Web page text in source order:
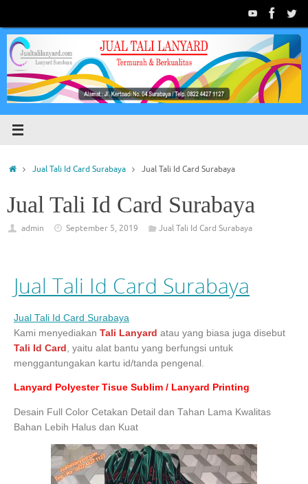
Jual Tali Id Card Surabaya Jual Tali Id Card Surabaya
Jual Tali Id Card Surabaya
admin September 5, 2019 Jual Tali Id Card Surabaya
Jual Tali Id Card Surabaya
Jual Tali Id Card Surabaya
Kami menyediakan Tali Lanyard atau yang biasa juga disebut
Tali Id Card , yaitu alat bantu yang berfungsi untuk
menggantungakan kartu id/tanda pengenal.
Lanyard Polyester Tisue Sublim / Lanyard Printing
Desain Full Color Cetakan Detail dan Tahan Lama Kwalitas
Bahan Lebih Halus dan Kuat